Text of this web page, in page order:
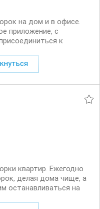
на дом и в офисе.
приложение, с
к
исполнитель моет и
и санузлы, а...
квартир. Ежегодно
делая дома чище, а
останавливаться на
ждем от вас: —